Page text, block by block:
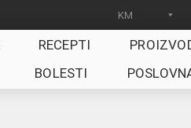
RECEPTI
BOLESTI